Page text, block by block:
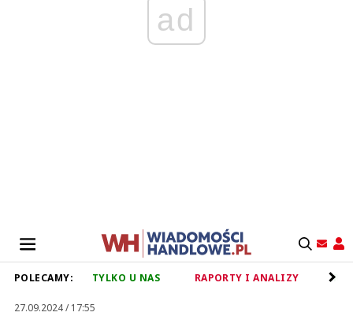
ad
POLECAMY: TYLKO U NAS RAPORTY I ANALIZY
27.09.2024 / 17:55